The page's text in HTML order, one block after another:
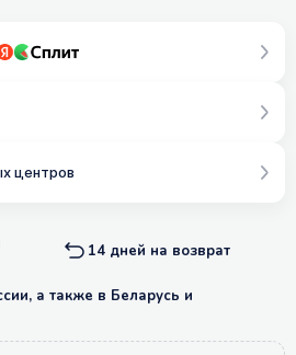
центров
14 дней на возврат
а также в Беларусь и